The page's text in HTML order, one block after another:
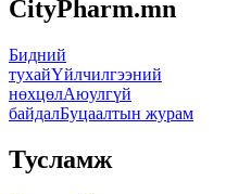
CityPharm.mn
Бидний
тухайҮйлчилгээний
нөхцөлАюулгүй
байдалБуцаалтын журам
Тусламж